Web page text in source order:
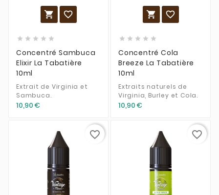
 
    
Concentré Sambuca
Elixir La Tabatière
10ml
Extrait de Virginia et
Sambuca.
10,90 €
 
    
Concentré Cola
Breeze La Tabatière
10ml
Extraits naturels de
Virginia, Burley et Cola.
10,90 €
favorite_border favorite_border